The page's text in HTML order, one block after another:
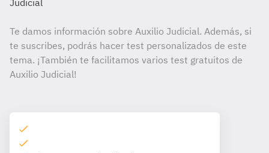
Judicial
Te damos información sobre Auxilio Judicial. Además, si
te suscribes, podrás hacer test personalizados de este
tema. ¡También te facilitamos varios test gratuitos de
Auxilio Judicial!